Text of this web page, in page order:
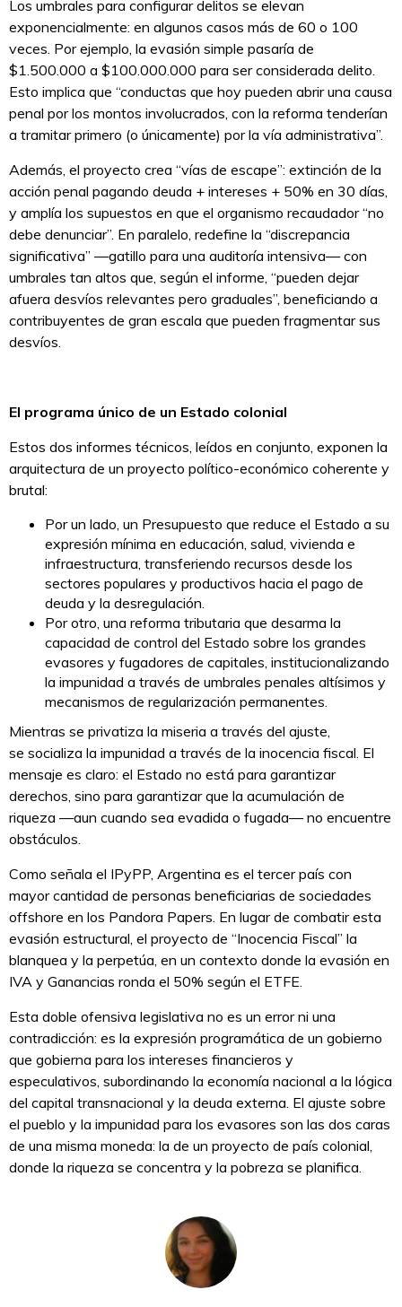
Los umbrales para configurar delitos se elevan
exponencialmente: en algunos casos más de 60 o 100
veces. Por ejemplo, la evasión simple pasaría de
$1.500.000 a $100.000.000 para ser considerada delito.
Esto implica que “conductas que hoy pueden abrir una causa
penal por los montos involucrados, con la reforma tenderían
a tramitar primero (o únicamente) por la vía administrativa”.
Además, el proyecto crea “vías de escape”: extinción de la
acción penal pagando deuda + intereses + 50% en 30 días,
y amplía los supuestos en que el organismo recaudador “no
debe denunciar”. En paralelo, redefine la “discrepancia
significativa” —gatillo para una auditoría intensiva— con
umbrales tan altos que, según el informe, “pueden dejar
afuera desvíos relevantes pero graduales”, beneficiando a
contribuyentes de gran escala que pueden fragmentar sus
desvíos.
El programa único de un Estado colonial
Estos dos informes técnicos, leídos en conjunto, exponen la
arquitectura de un proyecto político-económico coherente y
brutal:
Por un lado, un Presupuesto que reduce el Estado a su
expresión mínima en educación, salud, vivienda e
infraestructura, transferiendo recursos desde los
sectores populares y productivos hacia el pago de
deuda y la desregulación.
Por otro, una reforma tributaria que desarma la
capacidad de control del Estado sobre los grandes
evasores y fugadores de capitales, institucionalizando
la impunidad a través de umbrales penales altísimos y
mecanismos de regularización permanentes.
Mientras se privatiza la miseria a través del ajuste,
se socializa la impunidad a través de la inocencia fiscal. El
mensaje es claro: el Estado no está para garantizar
derechos, sino para garantizar que la acumulación de
riqueza —aun cuando sea evadida o fugada— no encuentre
obstáculos.
Como señala el IPyPP, Argentina es el tercer país con
mayor cantidad de personas beneficiarias de sociedades
offshore en los Pandora Papers. En lugar de combatir esta
evasión estructural, el proyecto de “Inocencia Fiscal” la
blanquea y la perpetúa, en un contexto donde la evasión en
IVA y Ganancias ronda el 50% según el ETFE.
Esta doble ofensiva legislativa no es un error ni una
contradicción: es la expresión programática de un gobierno
que gobierna para los intereses financieros y
especulativos, subordinando la economía nacional a la lógica
del capital transnacional y la deuda externa. El ajuste sobre
el pueblo y la impunidad para los evasores son las dos caras
de una misma moneda: la de un proyecto de país colonial,
donde la riqueza se concentra y la pobreza se planifica.